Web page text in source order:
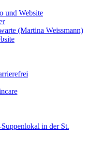
und Website
(Martina Weissmann)
in der St.